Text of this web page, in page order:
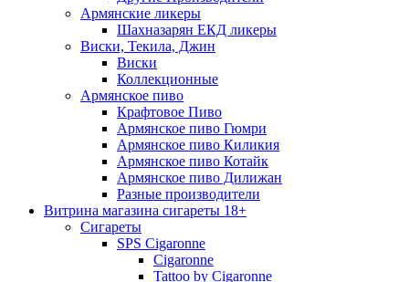
Армянские ликеры
Шахназарян ЕКД ликеры
Виски, Текила, Джин
Виски
Коллекционные
Армянское пиво
Крафтовое Пиво
Армянское пиво Гюмри
Армянское пиво Киликия
Армянское пиво Котайк
Армянское пиво Дилижан
Разные производители
Витрина магазина сигареты 18+
Cигареты
SPS Cigaronne
Сigaronne
Tattoo by Cigaronne